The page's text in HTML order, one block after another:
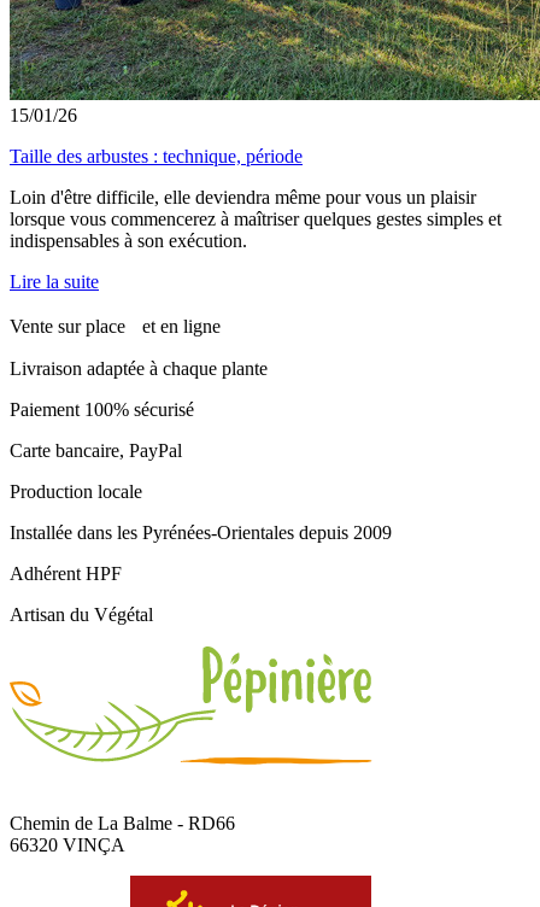
15/01/26
Taille des arbustes : technique, période
Loin d'être difficile, elle deviendra même pour vous un plaisir
lorsque vous commencerez à maîtriser quelques gestes simples et
indispensables à son exécution.
Lire la suite
Vente sur place et en ligne
Livraison adaptée à chaque plante
Paiement 100% sécurisé
Carte bancaire, PayPal
Production locale
Installée dans les Pyrénées-Orientales depuis 2009
Adhérent HPF
Artisan du Végétal
Chemin de La Balme - RD66
66320 VINÇA